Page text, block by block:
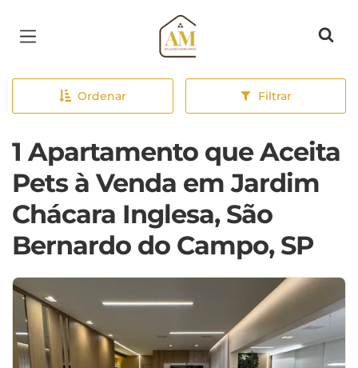
Página inicial
Ordenar Filtrar
1 Apartamento que Aceita
Pets à Venda em Jardim
Chácara Inglesa, São
Bernardo do Campo, SP